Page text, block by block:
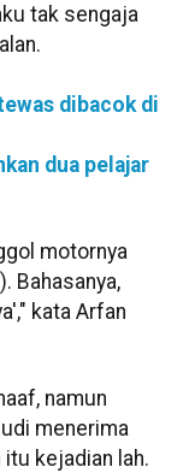
tak sengaja
dibacok di
dua pelajar
motornya
Bahasanya,
kata Arfan
namun
menerima
kejadian lah.